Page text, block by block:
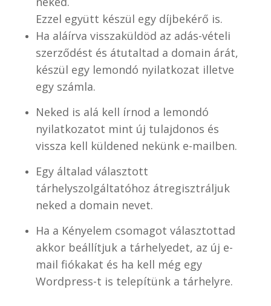
Ezzel együtt készül egy díjbekérő is.
Ha aláírva visszaküldöd az adás-vételi
szerződést és átutaltad a domain árát,
készül egy lemondó nyilatkozat illetve
egy számla.
Neked is alá kell írnod a lemondó
nyilatkozatot mint új tulajdonos és
vissza kell küldened nekünk e-mailben.
Egy általad választott
tárhelyszolgáltatóhoz átregisztráljuk
neked a domain nevet.
Ha a Kényelem csomagot választottad
akkor beállítjuk a tárhelyedet, az új e-
mail fiókakat és ha kell még egy
Wordpress-t is telepítünk a tárhelyre.